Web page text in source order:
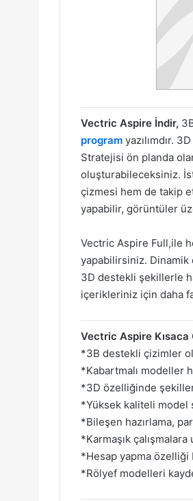
Vectric Aspire İndir,
program yazılımdır.
Stratejisi ön planda
oluşturabileceksiniz.
çizmesi hem de takip
yapabilir, görüntüler
Vectric Aspire Full,ile
yapabilirsiniz. Dinamik
3D destekli şekillerle
içerikleriniz için daha
Vectric Aspire
*3B destekli çizimler
*Kabartmalı modeller
*3D özelliğinde
*Yüksek kaliteli model
*Bileşen hazırlama,
*Karmaşık çalışmalara
*Hesap yapma özelliği
*Rölyef modelleri